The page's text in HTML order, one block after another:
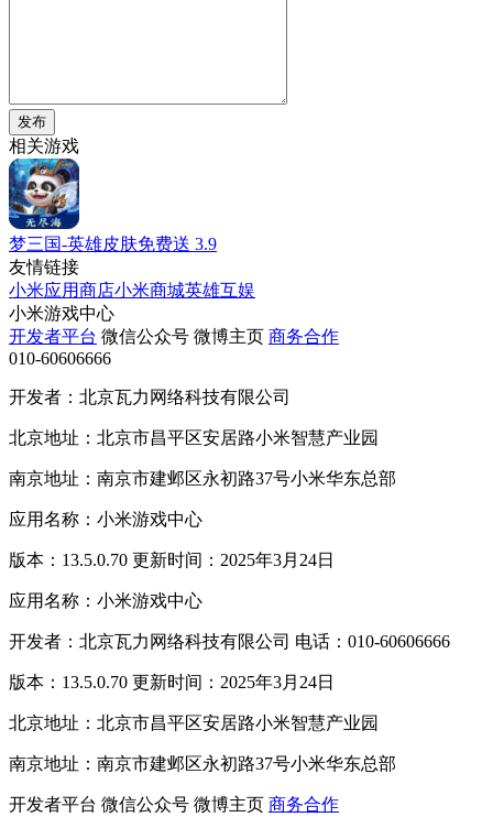
发布
相关游戏
梦三国-英雄皮肤免费送 3.9
友情链接
小米应用商店小米商城英雄互娱
小米游戏中心
开发者平台 微信公众号 微博主页 商务合作
010-60606666
开发者：北京瓦力网络科技有限公司
北京地址：北京市昌平区安居路小米智慧产业园
南京地址：南京市建邺区永初路37号小米华东总部
应用名称：小米游戏中心
版本：13.5.0.70 更新时间：2025年3月24日
应用名称：小米游戏中心
开发者：北京瓦力网络科技有限公司 电话：010-60606666
版本：13.5.0.70 更新时间：2025年3月24日
北京地址：北京市昌平区安居路小米智慧产业园
南京地址：南京市建邺区永初路37号小米华东总部
开发者平台 微信公众号 微博主页 商务合作